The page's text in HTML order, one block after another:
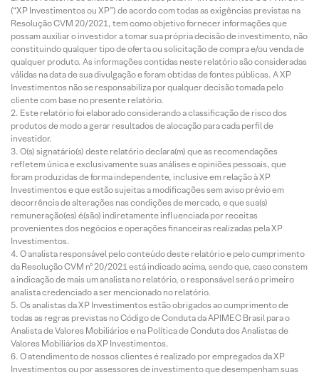
(“XP Investimentos ou XP”) de acordo com todas as exigências previstas na
Resolução CVM 20/2021, tem como objetivo fornecer informações que
possam auxiliar o investidor a tomar sua própria decisão de investimento, não
constituindo qualquer tipo de oferta ou solicitação de compra e/ou venda de
qualquer produto. As informações contidas neste relatório são consideradas
válidas na data de sua divulgação e foram obtidas de fontes públicas. A XP
Investimentos não se responsabiliza por qualquer decisão tomada pelo
cliente com base no presente relatório.
Este relatório foi elaborado considerando a classificação de risco dos
produtos de modo a gerar resultados de alocação para cada perfil de
investidor.
O(s) signatário(s) deste relatório declara(m) que as recomendações
refletem única e exclusivamente suas análises e opiniões pessoais, que
foram produzidas de forma independente, inclusive em relação à XP
Investimentos e que estão sujeitas a modificações sem aviso prévio em
decorrência de alterações nas condições de mercado, e que sua(s)
remuneração(es) é(são) indiretamente influenciada por receitas
provenientes dos negócios e operações financeiras realizadas pela XP
Investimentos.
O analista responsável pelo conteúdo deste relatório e pelo cumprimento
da Resolução CVM nº 20/2021 está indicado acima, sendo que, caso constem
a indicação de mais um analista no relatório, o responsável será o primeiro
analista credenciado a ser mencionado no relatório.
Os analistas da XP Investimentos estão obrigados ao cumprimento de
todas as regras previstas no Código de Conduta da APIMEC Brasil para o
Analista de Valores Mobiliários e na Política de Conduta dos Analistas de
Valores Mobiliários da XP Investimentos.
O atendimento de nossos clientes é realizado por empregados da XP
Investimentos ou por assessores de investimento que desempenham suas